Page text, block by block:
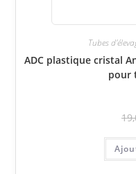
Tubes
ADC plastique cristal
pour